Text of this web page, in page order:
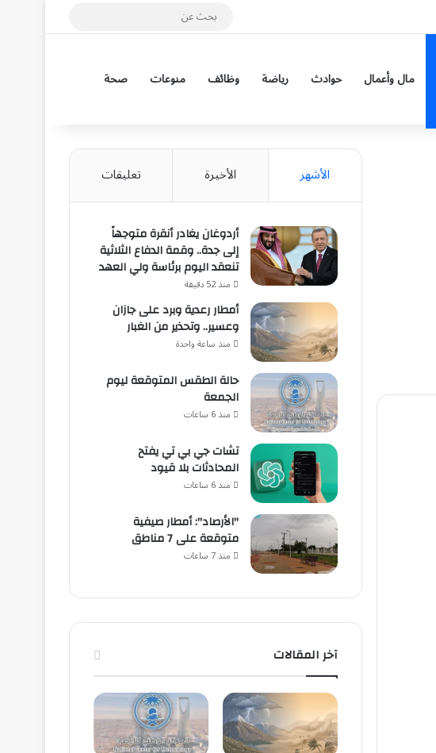
مقال عشوائي
مال وأعمال حوادث رياضة وظائف منوعات صحة
الأشهر الأخيرة تعليقات
أردوغان يغادر أنقرة متوجهاً
إلى جدة.. وقمة الدفاع الثلاثية
تنعقد اليوم برئاسة ولي العهد
منذ 52 دقيقة
أمطار رعدية وبرد على جازان
وعسير.. وتحذير من الغبار
منذ ساعة واحدة
حالة الطقس المتوقعة ليوم
الجمعة
منذ 6 ساعات
تشات جي بي تي يفتح
المحادثات بلا قيود
منذ 6 ساعات
"الأرصاد": أمطار صيفية
متوقعة على 7 مناطق
منذ 7 ساعات
آخر المقالات